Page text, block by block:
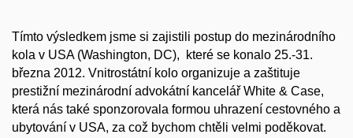
Tímto výsledkem jsme si zajistili postup do mezinárodního
kola v USA (Washington, DC), které se konalo 25.-31.
března 2012. Vnitrostátní kolo organizuje a zaštituje
prestižní mezinárodní advokátní kancelář White & Case,
která nás také sponzorovala formou uhrazení cestovného a
ubytování v USA, za což bychom chtěli velmi poděkovat.